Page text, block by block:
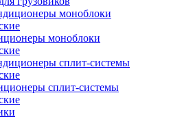
моноблоки
сплит-системы